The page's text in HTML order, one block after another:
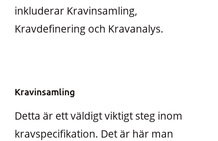
inkluderar Kravinsamling,
Kravdefinering och Kravanalys.
Kravinsamling
Detta är ett väldigt viktigt steg inom
kravspecifikation. Det är här man